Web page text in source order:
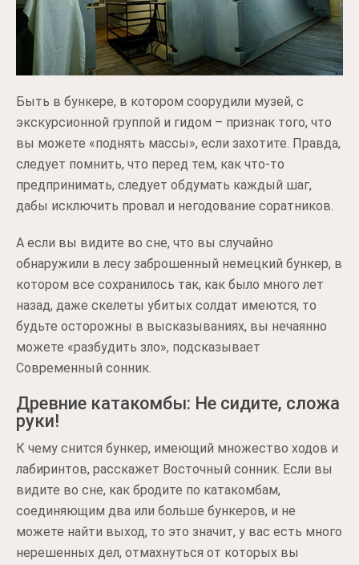
Быть в бункере, в котором соорудили музей, с
экскурсионной группой и гидом – признак того, что
вы можете «поднять массы», если захотите. Правда,
следует помнить, что перед тем, как что-то
предпринимать, следует обдумать каждый шаг,
дабы исключить провал и негодование соратников.
А если вы видите во сне, что вы случайно
обнаружили в лесу заброшенный немецкий бункер, в
котором все сохранилось так, как было много лет
назад, даже скелеты убитых солдат имеются, то
будьте осторожны в высказываниях, вы нечаянно
можете «разбудить зло», подсказывает
Современный сонник.
Древние катакомбы: Не сидите, сложа
руки!
К чему снится бункер, имеющий множество ходов и
лабиринтов, расскажет Восточный сонник. Если вы
видите во сне, как бродите по катакомбам,
соединяющим два или больше бункеров, и не
можете найти выход, то это значит, у вас есть много
нерешенных дел, отмахнуться от которых вы